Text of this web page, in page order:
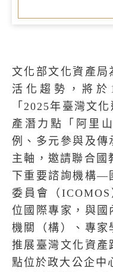
文化部文化資產局
活化趨勢，將
「2025年臺灣文
產潛力點「阿里
例、多元參與及傳
主軸，邀請聯合國
下重要諮詢機構—
委員會（
位國際專家，與
機關（構）、專家
推展臺灣文化資產
點位於政大公企中